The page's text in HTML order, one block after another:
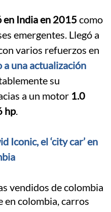
en India en 2015 como
emergentes. Llegó a
varios refuerzos en
a una actualización
su
a un motor 1.0
hp.
Iconic, el ‘city car’ en